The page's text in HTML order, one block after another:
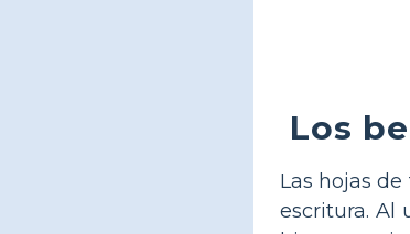
Los
Las hojas
escritura. Al